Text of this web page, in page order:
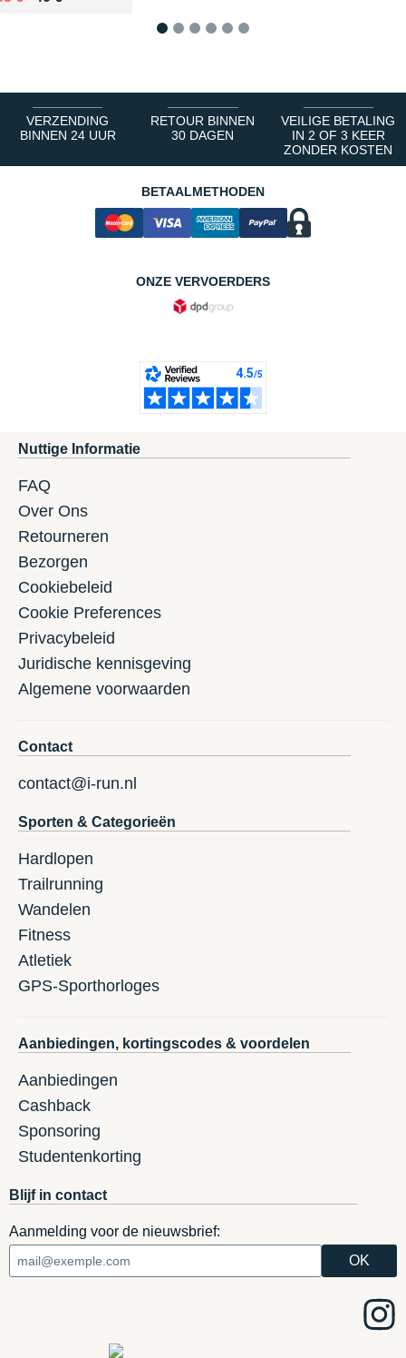
VERZENDING
BINNEN 24 UUR
RETOUR BINNEN
30 DAGEN
VEILIGE BETALING
IN 2 OF 3 KEER
ZONDER KOSTEN
BETAALMETHODEN
ONZE VERVOERDERS
Nuttige Informatie
FAQ
Over Ons
Retourneren
Bezorgen
Cookiebeleid
Cookie Preferences
Privacybeleid
Juridische kennisgeving
Algemene voorwaarden
Contact
contact@i-run.nl
Sporten & Categorieën
Hardlopen
Trailrunning
Wandelen
Fitness
Atletiek
GPS-Sporthorloges
Aanbiedingen, kortingscodes & voordelen
Aanbiedingen
Cashback
Sponsoring
Studentenkorting
Blijf in contact
Aanmelding voor de nieuwsbrief: